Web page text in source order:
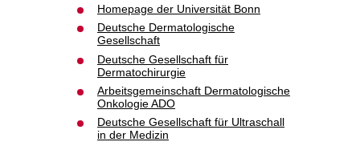
Homepage der Universität Bonn
Deutsche Dermatologische
Gesellschaft
Deutsche Gesellschaft für
Dermatochirurgie
Arbeitsgemeinschaft Dermatologische
Onkologie ADO
Deutsche Gesellschaft für Ultraschall
in der Medizin